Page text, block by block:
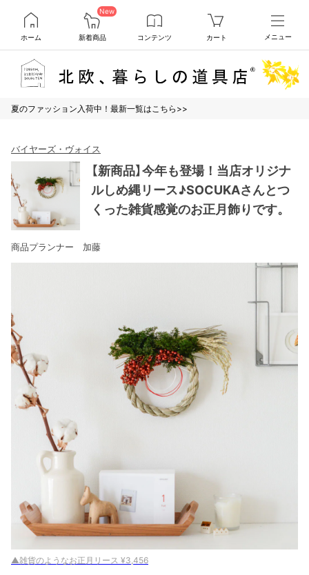
ホーム
New
新着商品 コンテンツ カート メニュー
夏のファッション入荷中！最新一覧はこちら>>
バイヤーズ・ヴォイス
【新商品】今年も登場！当店オリジナ
ルしめ縄リース♪SOCUKAさんとつ
くった雑貨感覚のお正月飾りです。
商品プランナー 加藤
▲雑貨のようなお正月リース ¥3,456